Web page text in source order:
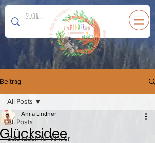
EinKINDERspiel
Beitrag
All Posts
Spielideen für Kinder
All Posts
Glücksidee
Anna Lindner